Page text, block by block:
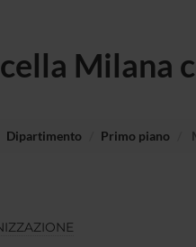
Milana
Dipartimento Primo piano